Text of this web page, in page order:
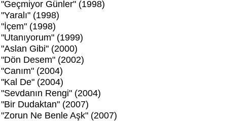
"Geçmiyor Günler" (1998)
"Yaralı" (1998)
"İçem" (1998)
"Utanıyorum" (1999)
"Aslan Gibi" (2000)
"Dön Desem" (2002)
"Canım" (2004)
"Kal De" (2004)
"Sevdanın Rengi" (2004)
"Bir Dudaktan" (2007)
"Zorun Ne Benle Aşk" (2007)